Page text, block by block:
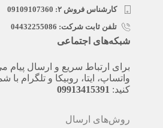
کارشناس فروش ۲: 09109107360
تلفن ثابت شرکت: 04432255086
شبکه‌های اجتماعی
برای ارتباط سریع و ارسال پیام
واتساپ، ایتا، روبیکا و تلگرام با
کنید: 09913415391
روش‌های ارسال